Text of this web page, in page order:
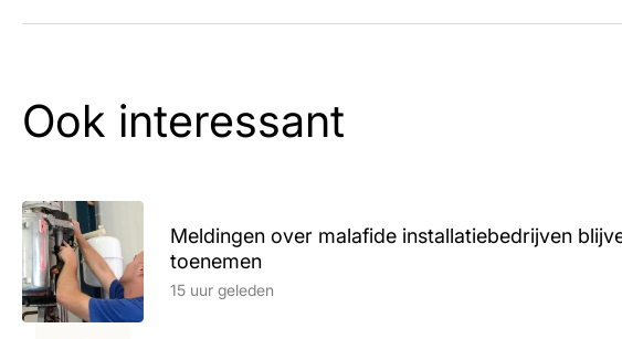
Ook interessant
Meldingen over malafide installatiebedrijven
toenemen
Lees artikel
15 uur geleden